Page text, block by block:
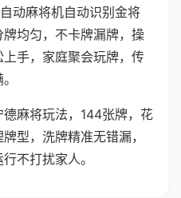
动麻将机自动识别金将
均匀，不卡牌漏牌，操
手，家庭聚会玩牌，传
麻将玩法，144张牌，花
型，洗牌精准无错漏，
不打扰家人。